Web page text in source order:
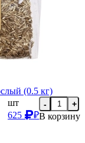
(0.5 кг)
шт
625
₽
- +
В корзину